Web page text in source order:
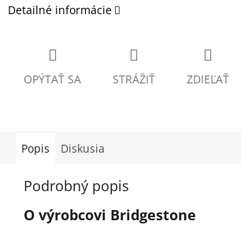
Detailné informácie
OPÝTAŤ SA STRÁŽIŤ ZDIEĽAŤ
Popis Diskusia
Podrobný popis
O výrobcovi Bridgestone